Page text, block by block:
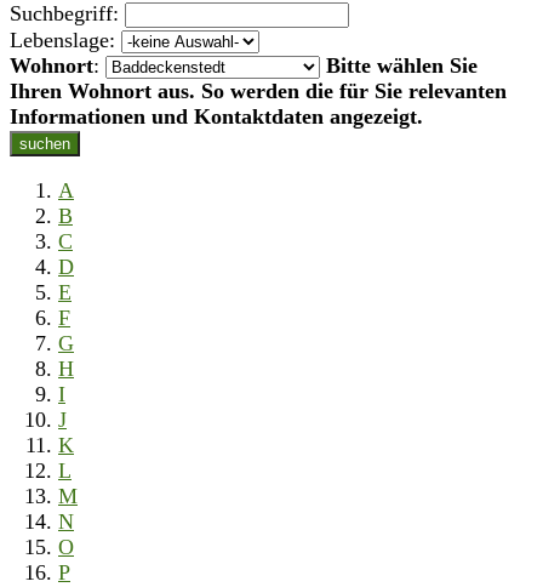
Suchbegriff:
Lebenslage:
Wohnort:
Bitte wählen Sie
Ihren Wohnort aus. So werden die für Sie relevanten
Informationen und Kontaktdaten angezeigt.
suchen
A
B
C
D
E
F
G
H
I
J
K
L
M
N
O
P